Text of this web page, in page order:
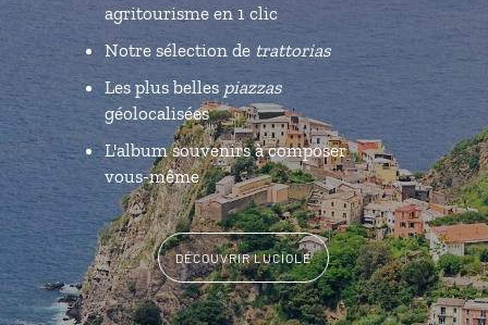
agritourisme en 1 clic
Notre sélection de trattorias
Les plus belles piazzas
géolocalisées
L'album souvenirs à composer
vous-même
DÉCOUVRIR LUCIOLE